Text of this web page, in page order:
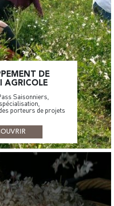
DE
AGRICOLE
Saisonniers,
porteurs de projets